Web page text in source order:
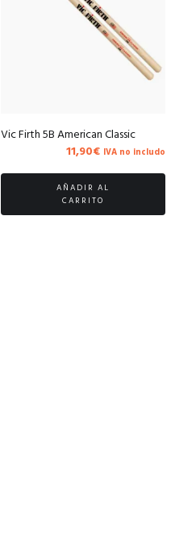
Vic Firth 5B American Classic
11,90€ IVA no includo
AÑADIR AL
CARRITO